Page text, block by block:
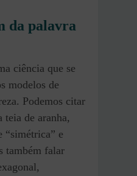
da palavra
ciência que se
modelos de
Podemos citar
teia de aranha,
“simétrica” e
também falar